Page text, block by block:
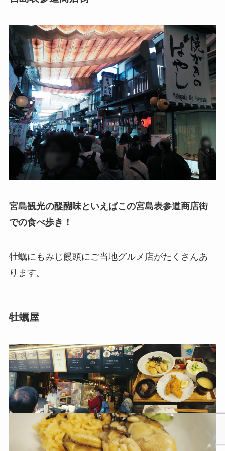
宮島観光の醍醐味といえばこの宮島表参道商店街
での食べ歩き！
牡蠣にもみじ饅頭にご当地グルメ店がたくさんあ
ります。
牡蠣屋